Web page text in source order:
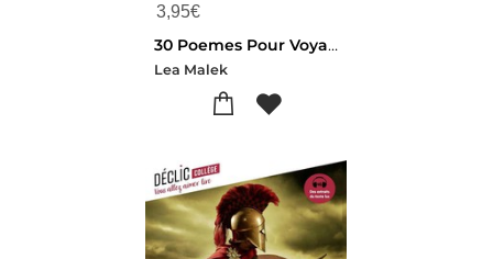
3,95€
30 Poemes Pour Voyager
Lea Malek